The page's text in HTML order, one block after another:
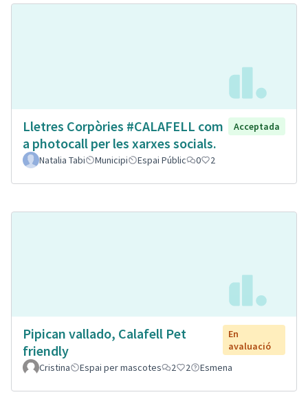
Lletres Corpòries #CALAFELL com
a photocall per les xarxes socials.
Acceptada
Natalia Tabi Municipi Espai Públic 0 2
Pipican vallado, Calafell Pet
friendly
En
avaluació
Cristina
Espai per mascotes 2 2 Esmena